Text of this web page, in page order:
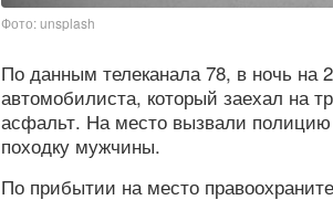
Фото: unsplash
По данным телеканала 78, в ночь на
автомобилиста, который заехал на
асфальт. На место вызвали
походку мужчины.
По прибытии на место